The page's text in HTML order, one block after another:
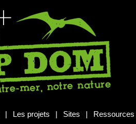
| Les projets | Sites | Ressources